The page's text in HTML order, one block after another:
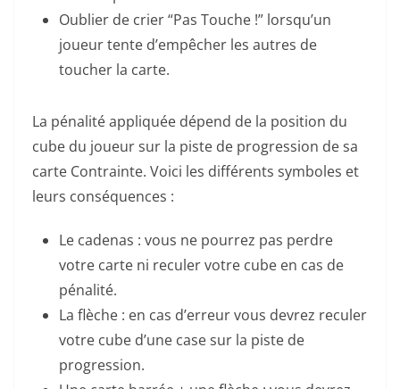
Oublier de crier “Pas Touche !” lorsqu’un
joueur tente d’empêcher les autres de
toucher la carte.
La pénalité appliquée dépend de la position du
cube du joueur sur la piste de progression de sa
carte Contrainte. Voici les différents symboles et
leurs conséquences :
Le cadenas : vous ne pourrez pas perdre
votre carte ni reculer votre cube en cas de
pénalité.
La flèche : en cas d’erreur vous devrez reculer
votre cube d’une case sur la piste de
progression.